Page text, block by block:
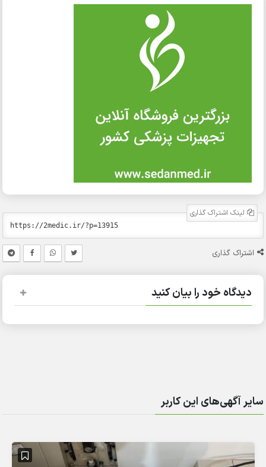
لینک اشتراک گذاری
اشتراک گذاری
دیدگاه خود را بیان کنید
سایر آگهی‌های این کاربر